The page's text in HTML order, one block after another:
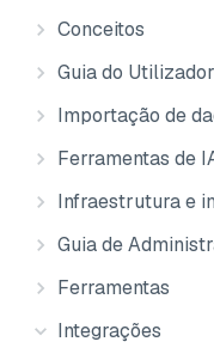
Conceitos
Guia do Utilizador
Importação de
Ferramentas de
Infraestrutura e
Guia de
Ferramentas
Integrações